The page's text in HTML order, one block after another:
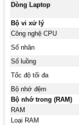
Dòng Laptop
Bộ vi xử lý
Công nghệ CPU
Số nhân
Số luồng
Tốc độ tối đa
Bộ nhớ đệm
Bộ nhớ trong (RAM)
RAM
Loại RAM